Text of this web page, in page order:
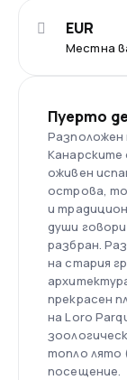
Местна
EUR
Пуерто
Разположен
Канарските
оживен
острова,
и
души
разбран.
на стария
прекрасен
на Loro
топло лято
посещение.